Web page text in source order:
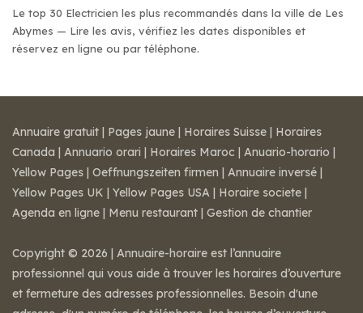
Le top 30 Electricien les plus recommandés dans la ville de Les
Abymes — Lire les avis, vérifiez les dates disponibles et
réservez en ligne ou par téléphone.
Annuaire gratuit | Pages jaune | Horaires Suisse | Horaires
Canada | Annuario orari | Horaires Maroc | Anuario-horario |
Yellow Pages | Oeffnungszeiten firmen | Annuaire inversé |
Yellow Pages UK | Yellow Pages USA | Horaire societe |
Agenda en ligne | Menu restaurant | Gestion de chantier
Copyright © 2026 | Annuaire-horaire est l’annuaire
professionnel qui vous aide à trouver les horaires d’ouverture
et fermeture des adresses professionnelles. Besoin d'une